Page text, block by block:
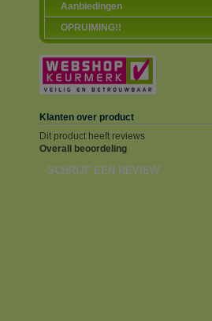
Aanbiedingen
OPRUIMING!!
Klanten over product
Dit product heeft reviews
Overall beoordeling
SCHRIJF EEN REVIEW